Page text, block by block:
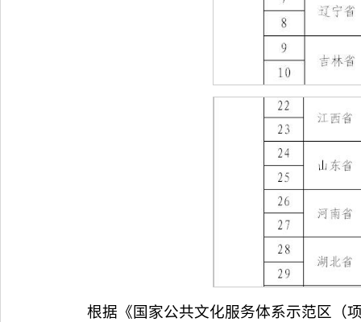
根据《国家公共文化服务体系示范区（